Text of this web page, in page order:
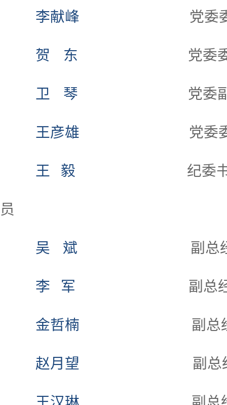
李献峰 党委
贺 东 党委
卫 琴 党委
王彦雄 党委
王 毅 纪委
员
吴 斌 副总
李 军 副总
金哲楠 副总
赵月望 副总